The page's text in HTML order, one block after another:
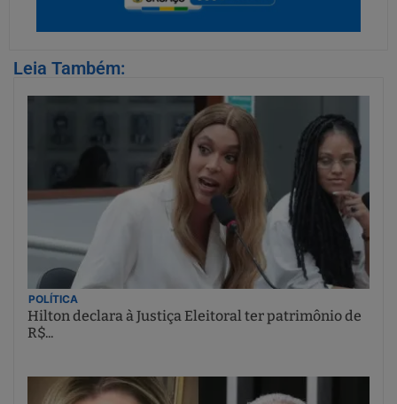
Leia Também:
POLÍTICA
Hilton declara à Justiça Eleitoral ter patrimônio de
R$...